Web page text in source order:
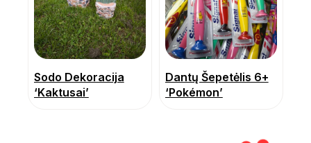
Sodo Dekoracija
‘Kaktusai’
Dantų Šepetėlis 6+
‘Pokémon’